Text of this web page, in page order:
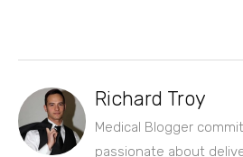
Richard Troy
Medical Blogger
passionate about